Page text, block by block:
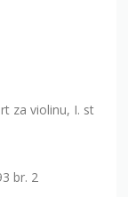
za violinu, I. st
br. 2